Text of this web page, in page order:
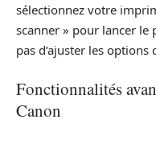
sélectionnez votre
scanner » pour lancer le
pas d’ajuster les
Fonctionnalités
Canon